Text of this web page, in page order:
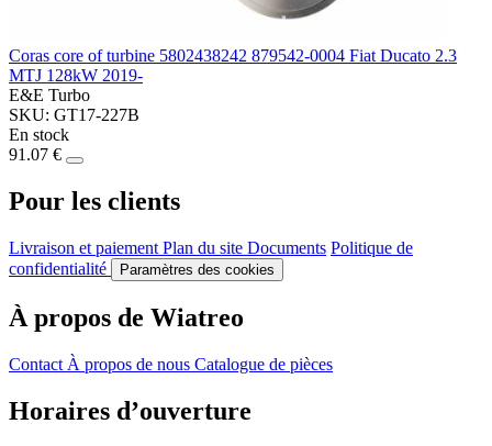
Coras core of turbine 5802438242 879542-0004 Fiat Ducato 2.3
MTJ 128kW 2019-
E&E Turbo
SKU: GT17-227B
En stock
91.07 €
Pour les clients
Livraison et paiement Plan du site Documents Politique de
confidentialité
Paramètres des cookies
À propos de Wiatreo
Contact À propos de nous Catalogue de pièces
Horaires d’ouverture